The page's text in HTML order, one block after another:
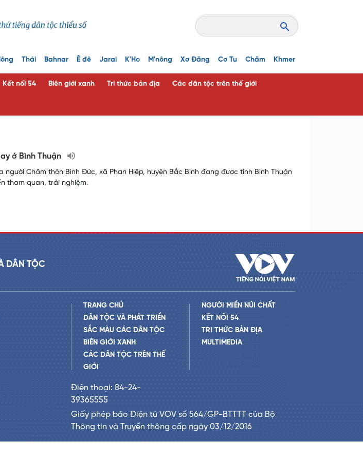
Thái Bahnar Ê đê Jarai K'Ho M'nông Xơ Đăng Cơ Tu Chăm Khmer
Kết nối 54 Biên giới xanh Tri thức bản địa Các dân tộc trên thế giới
ở Bình Thuận
người Chăm thôn Bình Đức, xã Phan Hiệp, huyện Bắc Bình đang được tỉnh Bình Thuận
tham quan, trải nghiệm.
DÂN TỘC
TRANG CHỦ
DÂN TỘC VÀ PHÁT TRIỂN
SẮC MÀU CÁC DÂN TỘC
BIÊN GIỚI XANH
CÁC DÂN TỘC TRÊN THẾ
GIỚI
NGƯỜI MIỀN NÚI CHẤT
KẾT NỐI 54
TRI THỨC BẢN ĐỊA
MULTIMEDIA
Điện thoại: 84-24-
39365555
Giấy phép báo Điện tử VOV số 564/GP-BTTTT của Bộ
Thông tin và Truyền thông cấp ngày 03/12/2016